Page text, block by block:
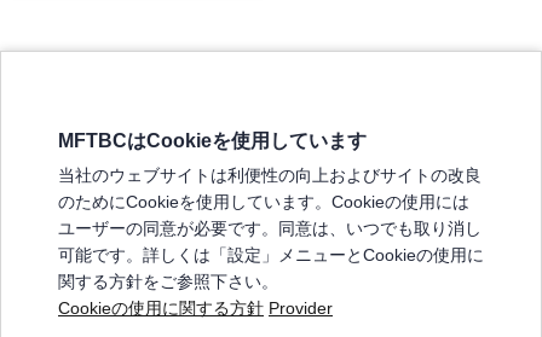
弊社の製品について
販売店リスト
よくある質問 / お問い合わせ
特定商取引法に基づく表記
MFTBCはCookieを使用しています
当社のウェブサイトは利便性の向上およびサイトの改良
のためにCookieを使用しています。Cookieの使用には
ユーザーの同意が必要です。同意は、いつでも取り消し
可能です。詳しくは「設定」メニューとCookieの使用に
関する方針をご参照下さい。
Cookieの使用に関する方針 Provider